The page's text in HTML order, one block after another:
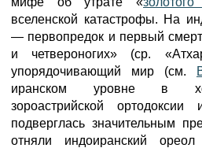
вселенской катастрофы. На
— первопредок и первый
и четвероногих» (ср.
упорядочивающий мир (см.
иранском уровне в
зороастрийской
подверглась значительным
отняли индоиранский